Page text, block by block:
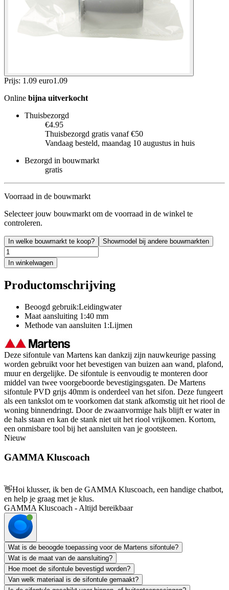
Prijs: 1.09 euro1 .09
Online bijna uitverkocht
Thuisbezorgd
€4.95
Thuisbezorgd gratis vanaf €50
Vandaag besteld, maandag 10 augustus in huis
Bezorgd in bouwmarkt
gratis
Voorraad in de bouwmarkt
Selecteer jouw bouwmarkt om de voorraad in de winkel te
controleren.
In welke bouwmarkt te koop? Showmodel bij andere bouwmarkten
In winkelwagen
Productomschrijving
Beoogd gebruik:Leidingwater
Maat aansluiting 1:40 mm
Methode van aansluiten 1:Lijmen
Deze sifontule van Martens kan dankzij zijn nauwkeurige passing
worden gebruikt voor het bevestigen van buizen aan wand, plafond,
muur en dergelijke. De sifontule is eenvoudig te monteren door
middel van twee voorgeboorde bevestigingsgaten. De Martens
sifontule PVD grijs 40mm is onderdeel van het sifon. Deze fungeert
als een tankslot om te voorkomen dat stank afkomstig uit het riool de
woning binnendringt. Door de zwaanvormige hals blijft er water in
de hals staan en kan de stank niet uit het riool vrijkomen. Kortom,
een onmisbare tool bij het aansluiten van je gootsteen.
Nieuw
GAMMA Kluscoach
👋Hoi klusser, ik ben de GAMMA Kluscoach, een handige chatbot,
en help je graag met je klus.
GAMMA Kluscoach - Altijd bereikbaar
Wat is de beoogde toepassing voor de Martens sifontule?
Wat is de maat van de aansluiting?
Hoe moet de sifontule bevestigd worden?
Van welk materiaal is de sifontule gemaakt?